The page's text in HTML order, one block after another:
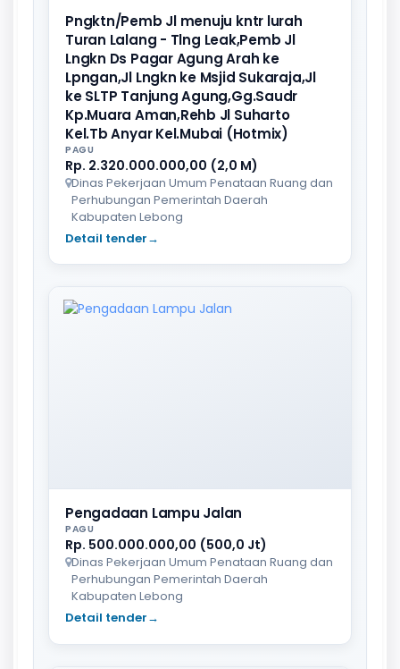
Pngktn/Pemb Jl menuju kntr lurah
Turan Lalang - Tlng Leak,Pemb Jl
Lngkn Ds Pagar Agung Arah ke
Lpngan,Jl Lngkn ke Msjid Sukaraja,Jl
ke SLTP Tanjung Agung,Gg.Saudr
Kp.Muara Aman,Rehb Jl Suharto
Kel.Tb Anyar Kel.Mubai (Hotmix)
PAGU
Rp. 2.320.000.000,00 (2,0 M)
Dinas Pekerjaan Umum Penataan Ruang dan
Perhubungan Pemerintah Daerah
Kabupaten Lebong
Detail tender→
Pengadaan Lampu Jalan
PAGU
Rp. 500.000.000,00 (500,0 Jt)
Dinas Pekerjaan Umum Penataan Ruang dan
Perhubungan Pemerintah Daerah
Kabupaten Lebong
Detail tender→